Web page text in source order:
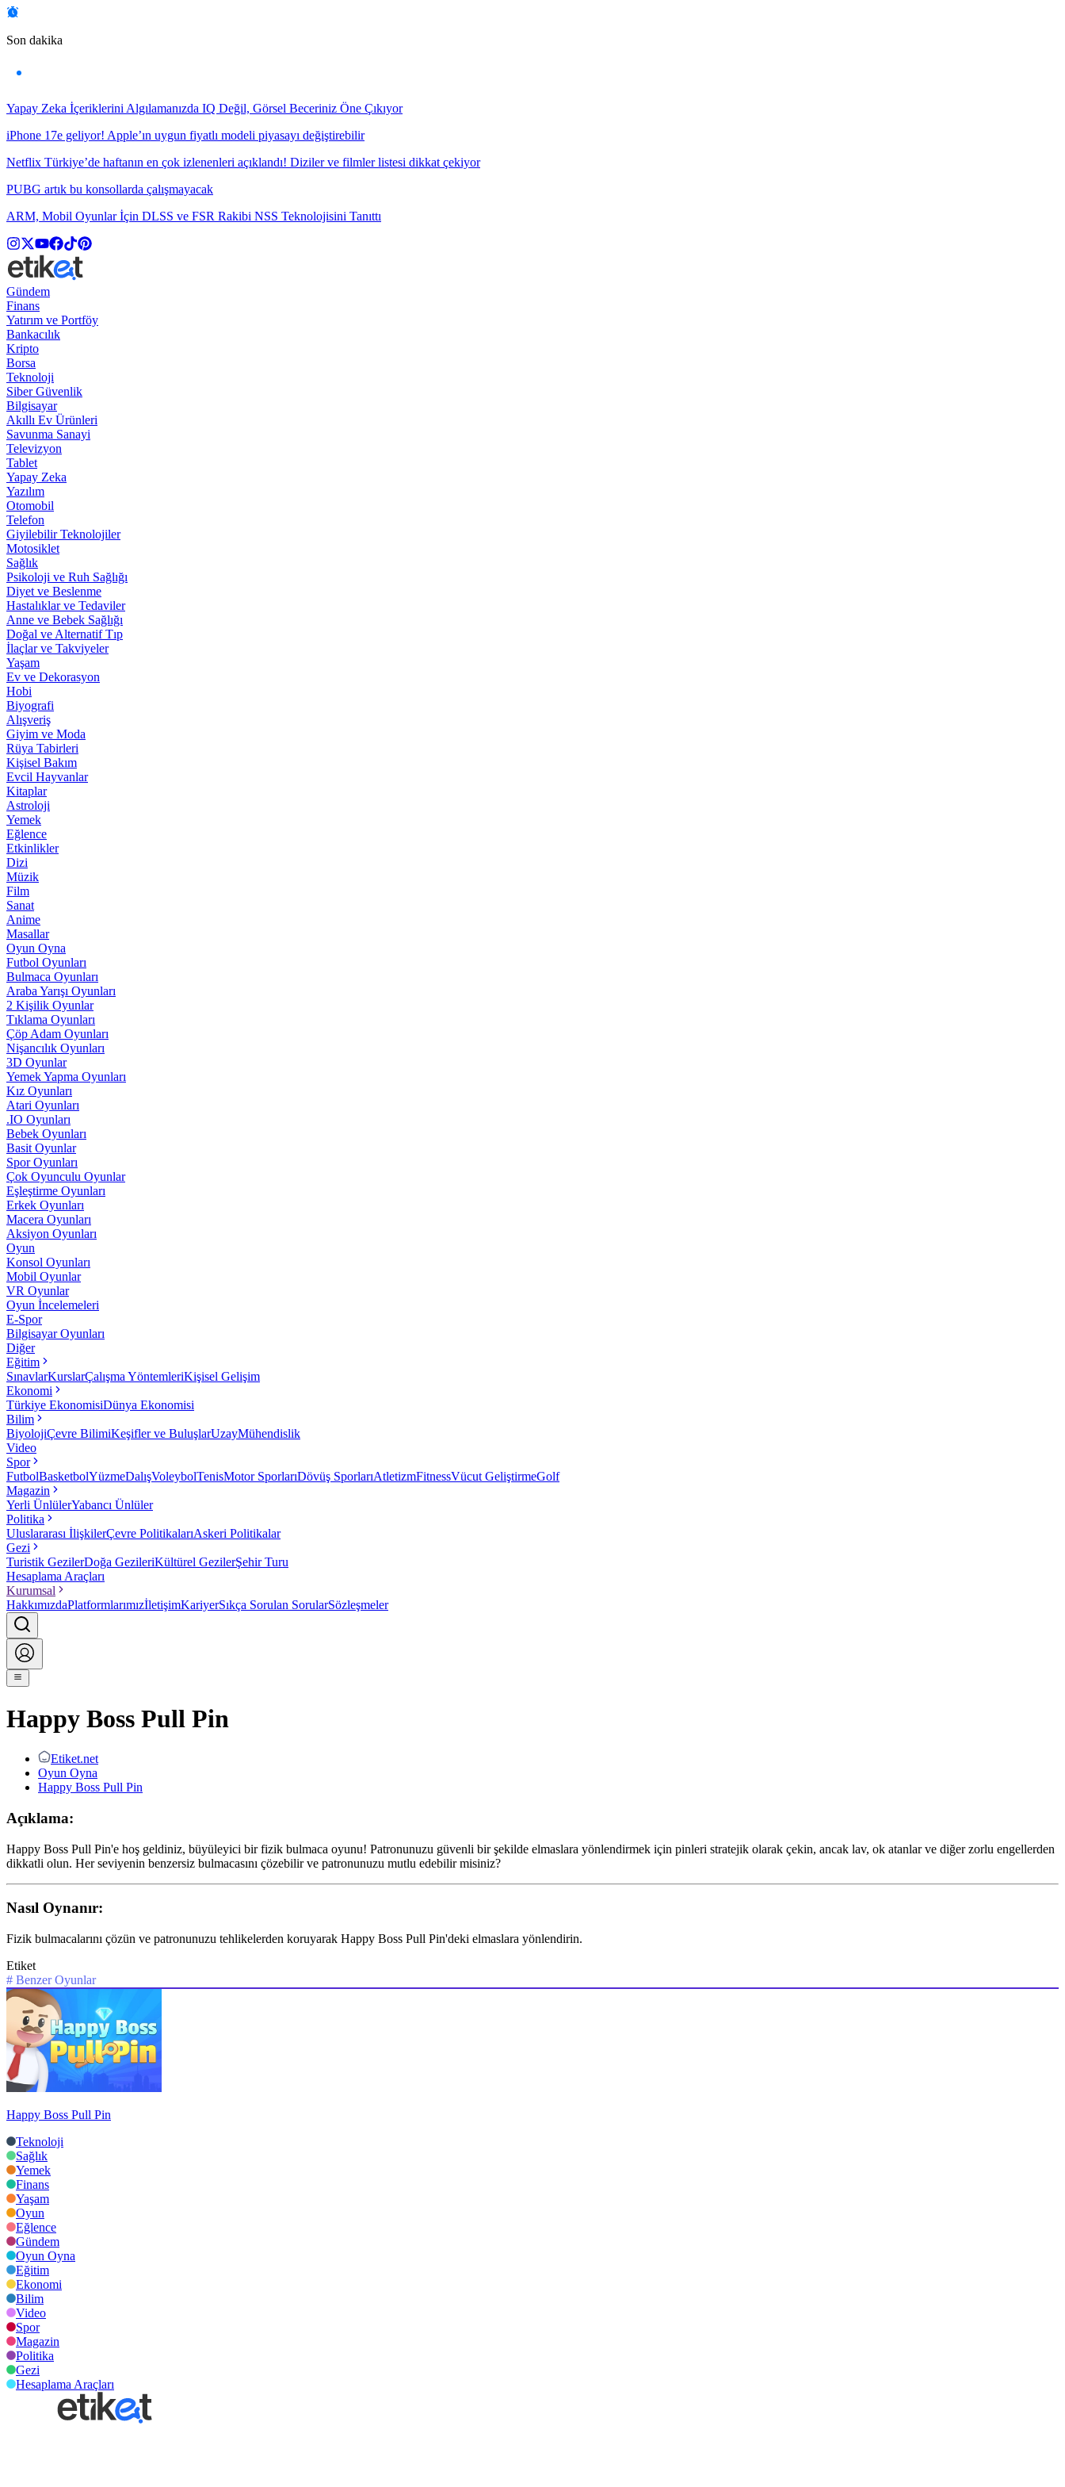
Son dakika
Yapay Zeka İçeriklerini Algılamanızda IQ Değil, Görsel Beceriniz Öne Çıkıyor
iPhone 17e geliyor! Apple’ın uygun fiyatlı modeli piyasayı değiştirebilir
Netflix Türkiye’de haftanın en çok izlenenleri açıklandı! Diziler ve filmler listesi dikkat çekiyor
PUBG artık bu konsollarda çalışmayacak
ARM, Mobil Oyunlar İçin DLSS ve FSR Rakibi NSS Teknolojisini Tanıttı
Gündem
Finans
Yatırım ve Portföy
Bankacılık
Kripto
Borsa
Teknoloji
Siber Güvenlik
Bilgisayar
Akıllı Ev Ürünleri
Savunma Sanayi
Televizyon
Tablet
Yapay Zeka
Yazılım
Otomobil
Telefon
Giyilebilir Teknolojiler
Motosiklet
Sağlık
Psikoloji ve Ruh Sağlığı
Diyet ve Beslenme
Hastalıklar ve Tedaviler
Anne ve Bebek Sağlığı
Doğal ve Alternatif Tıp
İlaçlar ve Takviyeler
Yaşam
Ev ve Dekorasyon
Hobi
Biyografi
Alışveriş
Giyim ve Moda
Rüya Tabirleri
Kişisel Bakım
Evcil Hayvanlar
Kitaplar
Astroloji
Yemek
Eğlence
Etkinlikler
Dizi
Müzik
Film
Sanat
Anime
Masallar
Oyun Oyna
Futbol Oyunları
Bulmaca Oyunları
Araba Yarışı Oyunları
2 Kişilik Oyunlar
Tıklama Oyunları
Çöp Adam Oyunları
Nişancılık Oyunları
3D Oyunlar
Yemek Yapma Oyunları
Kız Oyunları
Atari Oyunları
.IO Oyunları
Bebek Oyunları
Basit Oyunlar
Spor Oyunları
Çok Oyunculu Oyunlar
Eşleştirme Oyunları
Erkek Oyunları
Macera Oyunları
Aksiyon Oyunları
Oyun
Konsol Oyunları
Mobil Oyunlar
VR Oyunlar
Oyun İncelemeleri
E-Spor
Bilgisayar Oyunları
Diğer
Eğitim
SınavlarKurslarÇalışma YöntemleriKişisel Gelişim
Ekonomi
Türkiye EkonomisiDünya Ekonomisi
Bilim
BiyolojiÇevre BilimiKeşifler ve BuluşlarUzayMühendislik
Video
Spor
FutbolBasketbolYüzmeDalışVoleybolTenisMotor SporlarıDövüş SporlarıAtletizmFitnessVücut GeliştirmeGolf
Magazin
Yerli ÜnlülerYabancı Ünlüler
Politika
Uluslararası İlişkilerÇevre PolitikalarıAskeri Politikalar
Gezi
Turistik GezilerDoğa GezileriKültürel GezilerŞehir Turu
Hesaplama Araçları
Kurumsal
HakkımızdaPlatformlarımızİletişimKariyerSıkça Sorulan SorularSözleşmeler
Happy Boss Pull Pin
Etiket.net
Oyun Oyna
Happy Boss Pull Pin
Açıklama:
Happy Boss Pull Pin'e hoş geldiniz, büyüleyici bir fizik bulmaca oyunu! Patronunuzu güvenli bir şekilde elmaslara yönlendirmek için pinleri stratejik olarak çekin, ancak lav, ok atanlar ve diğer zorlu engellerden
dikkatli olun. Her seviyenin benzersiz bulmacasını çözebilir ve patronunuzu mutlu edebilir misiniz?
Nasıl Oynanır:
Fizik bulmacalarını çözün ve patronunuzu tehlikelerden koruyarak Happy Boss Pull Pin'deki elmaslara yönlendirin.
Etiket
# Benzer Oyunlar
Happy Boss Pull Pin
Teknoloji
Sağlık
Yemek
Finans
Yaşam
Oyun
Eğlence
Gündem
Oyun Oyna
Eğitim
Ekonomi
Bilim
Video
Spor
Magazin
Politika
Gezi
Hesaplama Araçları